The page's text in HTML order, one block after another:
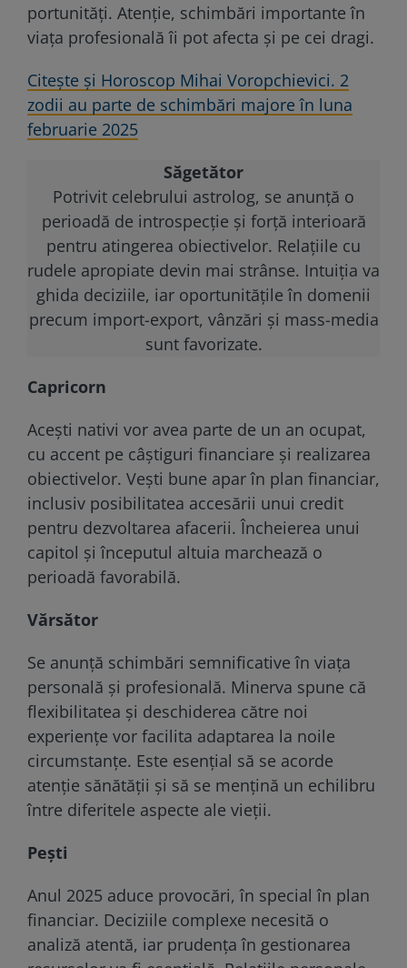
portunități. Atenție, schimbări importante în
viața profesională îi pot afecta și pe cei dragi.
Citește și Horoscop Mihai Voropchievici. 2
zodii au parte de schimbări majore în luna
februarie 2025
Săgetător
Potrivit celebrului astrolog, se anunță o
perioadă de introspecție și forță interioară
pentru atingerea obiectivelor. Relațiile cu
rudele apropiate devin mai strânse. Intuiția va
ghida deciziile, iar oportunitățile în domenii
precum import-export, vânzări și mass-media
sunt favorizate.
Capricorn
Acești nativi vor avea parte de un an ocupat,
cu accent pe câștiguri financiare și realizarea
obiectivelor. Vești bune apar în plan financiar,
inclusiv posibilitatea accesării unui credit
pentru dezvoltarea afacerii. Încheierea unui
capitol și începutul altuia marchează o
perioadă favorabilă.
Vărsător
Se anunță schimbări semnificative în viața
personală și profesională. Minerva spune că
flexibilitatea și deschiderea către noi
experiențe vor facilita adaptarea la noile
circumstanțe. Este esențial să se acorde
atenție sănătății și să se mențină un echilibru
între diferitele aspecte ale vieții.
Pești
Anul 2025 aduce provocări, în special în plan
financiar. Deciziile complexe necesită o
analiză atentă, iar prudența în gestionarea